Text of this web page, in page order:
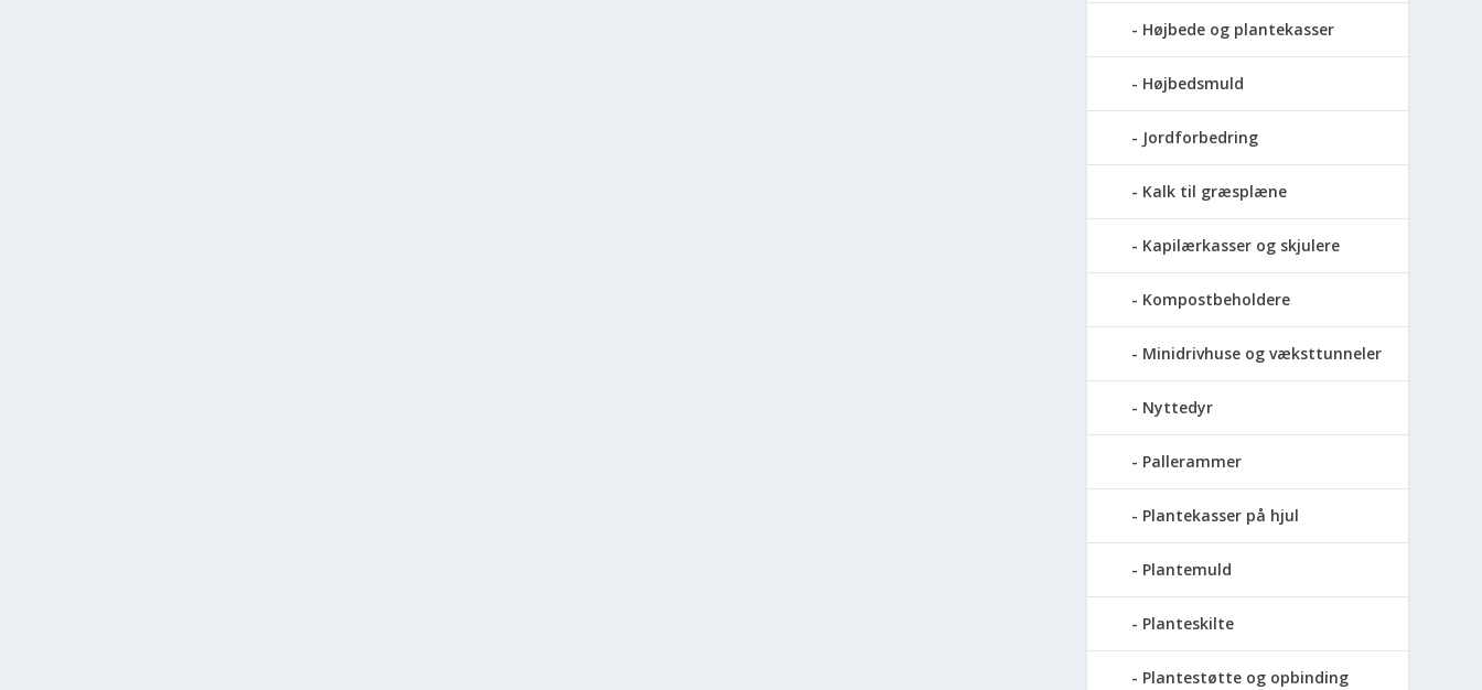
Højbede og plantekasser
Højbedsmuld
Jordforbedring
Kalk til græsplæne
Kapilærkasser og skjulere
Kompostbeholdere
Minidrivhuse og væksttunneler
Nyttedyr
Pallerammer
Plantekasser på hjul
Plantemuld
Planteskilte
Plantestøtte og opbinding